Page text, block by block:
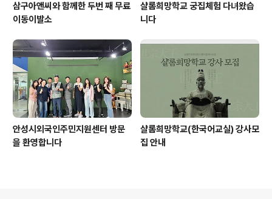
삼구아앤씨와 함께한 두번 째 무료
이동이발소
샬롬희망학교 궁집체험 다녀왔습
니다
안성시외국인주민지원센터 방문
을 환영합니다
샬롬희망학교(한국어교실) 강사모
집 안내